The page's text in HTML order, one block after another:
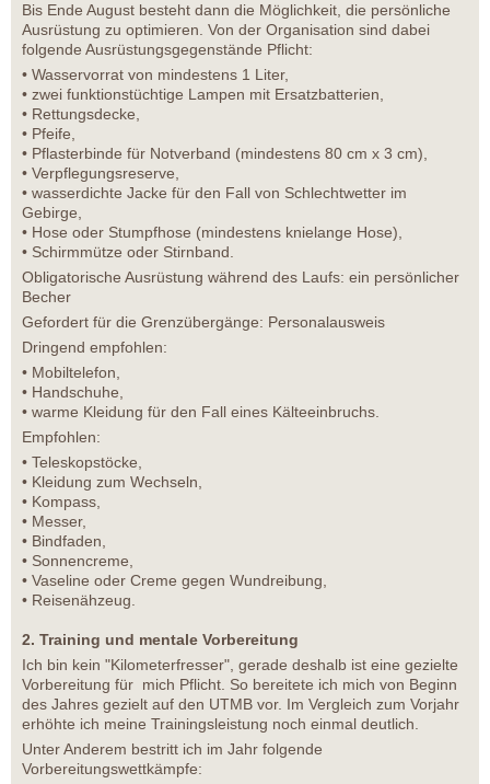
Bis Ende August besteht dann die Möglichkeit, die persönliche
Ausrüstung zu optimieren. Von der Organisation sind dabei
folgende Ausrüstungsgegenstände Pflicht:
• Wasservorrat von mindestens 1 Liter,
• zwei funktionstüchtige Lampen mit Ersatzbatterien,
• Rettungsdecke,
• Pfeife,
• Pflasterbinde für Notverband (mindestens 80 cm x 3 cm),
• Verpflegungsreserve,
• wasserdichte Jacke für den Fall von Schlechtwetter im
Gebirge,
• Hose oder Stumpfhose (mindestens knielange Hose),
• Schirmmütze oder Stirnband.
Obligatorische Ausrüstung während des Laufs: ein persönlicher
Becher
Gefordert für die Grenzübergänge: Personalausweis
Dringend empfohlen:
• Mobiltelefon,
• Handschuhe,
• warme Kleidung für den Fall eines Kälteeinbruchs.
Empfohlen:
• Teleskopstöcke,
• Kleidung zum Wechseln,
• Kompass,
• Messer,
• Bindfaden,
• Sonnencreme,
• Vaseline oder Creme gegen Wundreibung,
• Reisenähzeug.
2. Training und mentale Vorbereitung
Ich bin kein "Kilometerfresser", gerade deshalb ist eine gezielte
Vorbereitung für mich Pflicht. So bereitete ich mich von Beginn
des Jahres gezielt auf den UTMB vor. Im Vergleich zum Vorjahr
erhöhte ich meine Trainingsleistung noch einmal deutlich.
Unter Anderem bestritt ich im Jahr folgende
Vorbereitungswettkämpfe: